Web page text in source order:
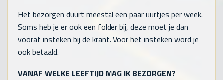
Het bezorgen duurt meestal een paar uurtjes per week.
Soms heb je er ook een folder bij, deze moet je dan
vooraf insteken bij de krant. Voor het insteken word je
ook betaald.
VANAF WELKE LEEFTIJD MAG IK BEZORGEN?